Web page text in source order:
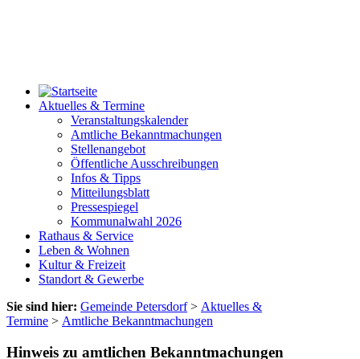
Aktuelles & Termine
Veranstaltungskalender
Amtliche Bekanntmachungen
Stellenangebot
Öffentliche Ausschreibungen
Infos & Tipps
Mitteilungsblatt
Pressespiegel
Kommunalwahl 2026
Rathaus & Service
Leben & Wohnen
Kultur & Freizeit
Standort & Gewerbe
Sie sind hier: Gemeinde Petersdorf> Aktuelles &
Termine > Amtliche Bekanntmachungen
Hinweis zu amtlichen Bekanntmachungen